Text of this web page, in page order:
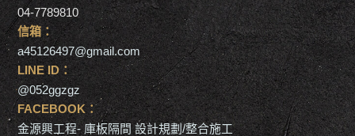
04-7789810
信箱：
a45126497@gmail.com
LINE ID：
@052ggzgz
FACEBOOK：
金源興工程- 庫板隔間 設計規劃/整合施工